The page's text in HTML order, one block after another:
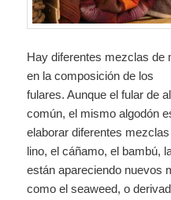
Hay diferentes mezclas de
en la composición de los
fulares. Aunque el fular de
común, el mismo algodón
elaborar diferentes
lino, el cáñamo, el bambú,
están apareciendo nuevos
como el seaweed, o